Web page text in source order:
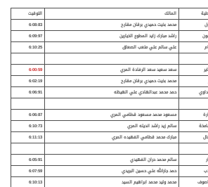
المالك
التوقيت
محمد بخيت حميدي برقان مقارح
6:08:83
راشد مبارك زايد المطوع الخيارين
6:09:97
علي سالم علي متعب الصعاق 6:10:25
سعد سعيد سعد الرفادة المري
6:00:59
محمد بخيت حميدي برقان مقارح
6:02:19
حمد محمد عبدالهادي علي الهيظه 6:06:91
مسعود محمد مسعود قطامي المري
6:06:87
سالم زيد راشد انديله المري
6:10:73
مبارك محمد قطامي الفهيده المري 6:11:13
سالم محمد حران الفهيدي
6:05:91
حمد جارالله علي حسين البريدي
6:07:59
محمد وليد محمد ابراهيم السيد 6:10:13